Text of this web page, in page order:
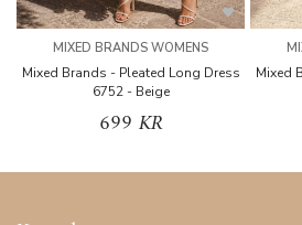
MIXED BRANDS WOMENS
Mixed Brands - Pleated Long Dress
6752 - Beige
699 KR
Mixed